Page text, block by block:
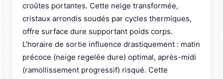
croûtes portantes. Cette neige transformée,
cristaux arrondis soudés par cycles thermiques,
offre surface dure supportant poids corps.
L’horaire de sortie influence drastiquement : matin
précoce (neige regelée dure) optimal, après-midi
(ramollissement progressif) risqué. Cette